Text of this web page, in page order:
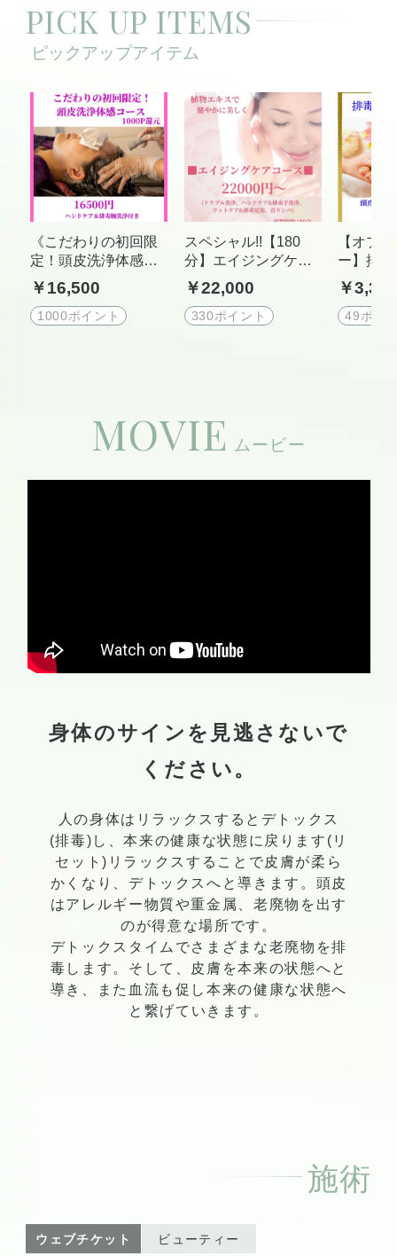
PICK UP ITEMS
《こだわりの初回限
定！頭皮洗浄体感コ
ース 1000P 還元》 1
6500 円(税込)3 時間
30 分~（カウンセリ
￥16,500
1000ポイント
スペシャル!!【180
分】エイジングケア
コース(トリプル洗
浄、ハンドケア&排毒
手洗浄、フットケア&
￥22,000
330ポイント
【オプ
ー】排
トケア
￥
49ポイ
MOVIE
身体のサインを見逃さないで
ください。
人の身体はリラックスするとデトックス
(排毒)し、本来の健康な状態に戻ります(リ
セット)リラックスすることで皮膚が柔ら
かくなり、デトックスへと導きます。頭皮
はアレルギー物質や重金属、老廃物を出す
のが得意な場所です。
デトックスタイムでさまざまな老廃物を排
毒します。そして、皮膚を本来の状態へと
導き、また血流も促し本来の健康な状態へ
と繋げていきます。
施術
ウェブチケット ビューティー